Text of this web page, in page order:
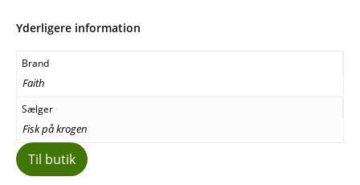
Yderligere information
Brand
Faith
Sælger
Fisk på krogen
Til butik